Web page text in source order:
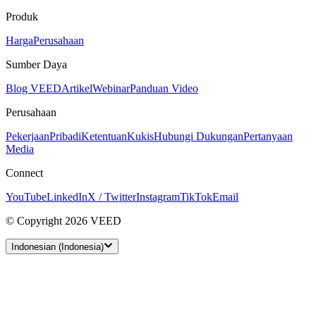
Produk
HargaPerusahaan
Sumber Daya
Blog VEEDArtikelWebinarPanduan Video
Perusahaan
PekerjaanPribadiKetentuanKukisHubungi DukunganPertanyaan
Media
Connect
YouTubeLinkedInX / TwitterInstagramTikTokEmail
© Copyright 2026 VEED
Indonesian (Indonesia)